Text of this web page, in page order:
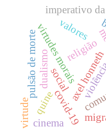
axel honneth
virtudes moraisreligião
dualismo
pulsão de morte
covid-19
valores
imperativo
social
quine
virtude cinema